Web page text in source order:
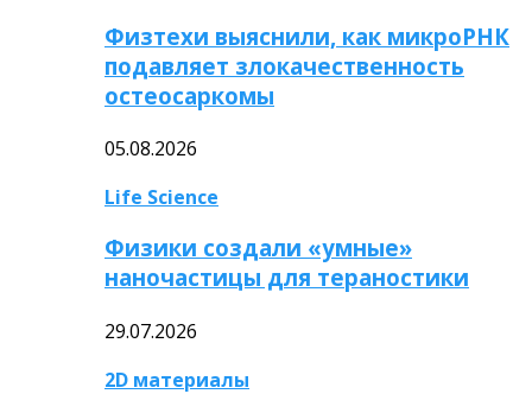
Физтехи выяснили, как микроРНК
подавляет злокачественность
остеосаркомы
05.08.2026
Life Science
Физики создали «умные»
наночастицы для тераностики
29.07.2026
2D материалы